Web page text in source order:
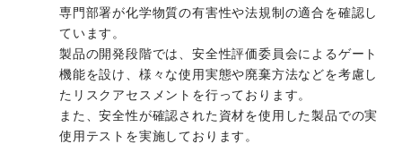
専門部署が化学物質の有害性や法規制の適合を確認し
ています。
製品の開発段階では、安全性評価委員会によるゲート
機能を設け、様々な使用実態や廃棄方法などを考慮し
たリスクアセスメントを行っております。
また、安全性が確認された資材を使用した製品での実
使用テストを実施しております。